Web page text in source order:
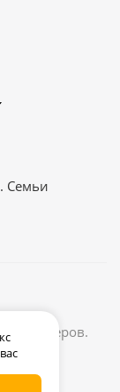
Семьи
менеджеров.